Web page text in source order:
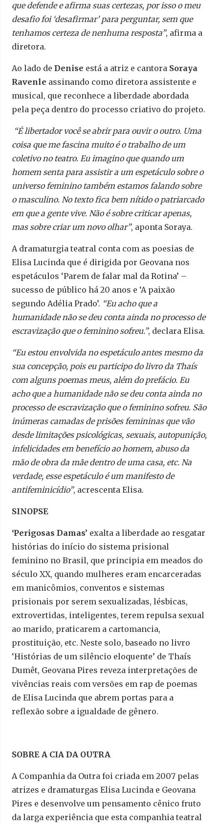
que defende e afirma suas certezas, por isso o meu
desafio foi ‘desafirmar’ para perguntar, sem que
tenhamos certeza de nenhuma resposta”, afirma a
diretora.
Ao lado de Denise está a atriz e cantora Soraya
Ravenle assinando como diretora assistente e
musical, que reconhece a liberdade abordada
pela peça dentro do processo criativo do projeto.
“É libertador você se abrir para ouvir o outro. Uma
coisa que me fascina muito é o trabalho de um
coletivo no teatro. Eu imagino que quando um
homem senta para assistir a um espetáculo sobre o
universo feminino também estamos falando sobre
o masculino. No texto fica bem nítido o patriarcado
em que a gente vive. Não é sobre criticar apenas,
mas sobre criar um novo olhar”, aponta Soraya.
A dramaturgia teatral conta com as poesias de
Elisa Lucinda que é dirigida por Geovana nos
espetáculos ‘Parem de falar mal da Rotina’ –
sucesso de público há 20 anos e ‘A paixão
segundo Adélia Prado’. “Eu acho que a
humanidade não se deu conta ainda no processo de
escravização que o feminino sofreu.”, declara Elisa.
“Eu estou envolvida no espetáculo antes mesmo da
sua concepção, pois eu participo do livro da Thaís
com alguns poemas meus, além do prefácio. Eu
acho que a humanidade não se deu conta ainda no
processo de escravização que o feminino sofreu. São
inúmeras camadas de prisões femininas que vão
desde limitações psicológicas, sexuais, autopunição,
infelicidades em benefício ao homem, abuso da
mão de obra da mãe dentro de uma casa, etc. Na
verdade, esse espetáculo é um manifesto de
antifeminicídio”, acrescenta Elisa.
SINOPSE
‘Perigosas Damas’ exalta a liberdade ao resgatar
histórias do início do sistema prisional
feminino no Brasil, que principia em meados do
século XX, quando mulheres eram encarceradas
em manicômios, conventos e sistemas
prisionais por serem sexualizadas, lésbicas,
extrovertidas, inteligentes, terem repulsa sexual
ao marido, praticarem a cartomancia,
prostituição, etc. Neste solo, baseado no livro
‘Histórias de um silêncio eloquente’ de Thaís
Dumêt, Geovana Pires reveza interpretações de
vivências reais com versões em rap de poemas
de Elisa Lucinda que abrem portas para a
reflexão sobre a igualdade de gênero.
SOBRE A CIA DA OUTRA
A Companhia da Outra foi criada em 2007 pelas
atrizes e dramaturgas Elisa Lucinda e Geovana
Pires e desenvolve um pensamento cênico fruto
da larga experiência que esta companhia teatral